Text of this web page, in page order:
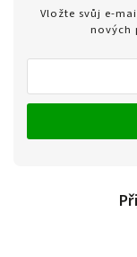
Vložte svůj e-
nových